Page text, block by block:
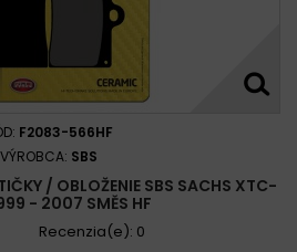
F2083-566HF
VÝROBCA: SBS
/ OBLOŽENIE SBS SACHS XTC-
- 2007 SMĚS HF
Recenzia(e): 0